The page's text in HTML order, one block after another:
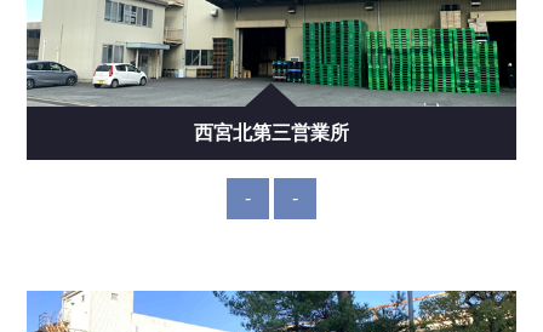
西宮北第三営業所
- -